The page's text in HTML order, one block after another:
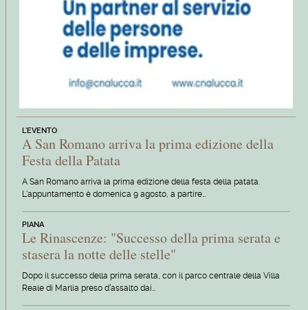
L'EVENTO
A San Romano arriva la prima edizione della
Festa della Patata
A San Romano arriva la prima edizione della festa della patata.
L'appuntamento è domenica 9 agosto, a partire…
PIANA
Le Rinascenze: "Successo della prima serata e
stasera la notte delle stelle"
Dopo il successo della prima serata, con il parco centrale della Villa
Reale di Marlia preso d’assalto dai…